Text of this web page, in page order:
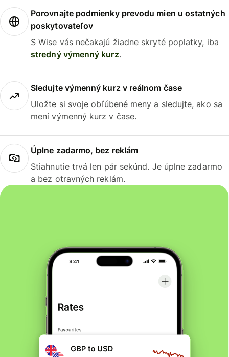
Porovnajte podmienky prevodu mien u ostatných
poskytovateľov
S Wise vás nečakajú žiadne skryté poplatky, iba
stredný výmenný kurz.
Sledujte výmenný kurz v reálnom čase
Uložte si svoje obľúbené meny a sledujte, ako sa
mení výmenný kurz v čase.
Úplne zadarmo, bez reklám
Stiahnutie trvá len pár sekúnd. Je úplne zadarmo
a bez otravných reklám.